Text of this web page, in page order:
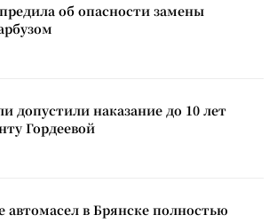
об опасности замены
допустили наказание до 10 лет
Гордеевой
автомасел в Брянске полностью